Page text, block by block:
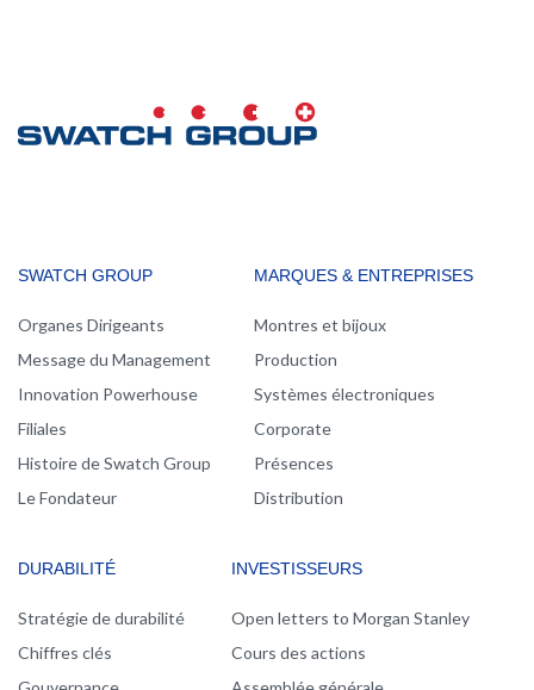
MAIN
NAVIGATION
SWATCH GROUP
Organes Dirigeants
Message du Management
Innovation Powerhouse
Filiales
Histoire de Swatch Group
Le Fondateur
MARQUES & ENTREPRISES
Montres et bijoux
Production
Systèmes électroniques
Corporate
Présences
Distribution
DURABILITÉ
Stratégie de durabilité
Chiffres clés
INVESTISSEURS
Open letters to Morgan Stanley
Cours des actions